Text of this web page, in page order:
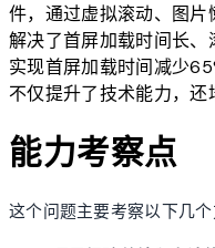
件，通过虚拟滚动、图片
解决了首屏加载时间长
实现首屏加载时间减少
不仅提升了技术能力，还
能力考察点
这个问题主要考察以下几个